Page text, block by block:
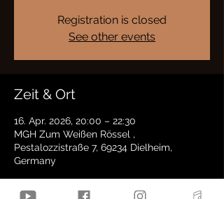
Registration is closed
See other events
Zeit & Ort
16. Apr. 2026, 20:00 – 22:30
MGH Zum Weißen Rössel ,
Pestalozzistraße 7, 69234 Dielheim,
Germany